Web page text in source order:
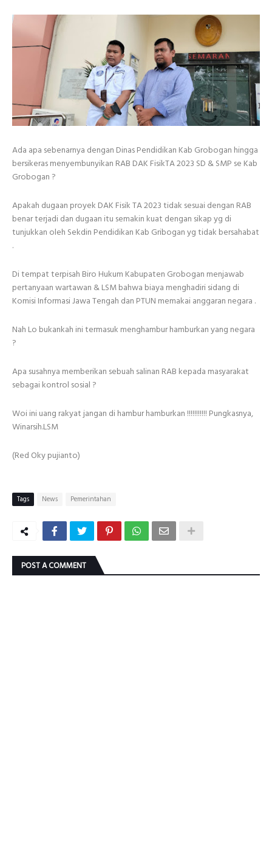
Ada apa sebenarnya dengan Dinas Pendidikan Kab Grobogan hingga
bersikeras menyembunyikan RAB DAK FisikTA 2023 SD & SMP se Kab
Grobogan ?
Apakah dugaan proyek DAK Fisik TA 2023 tidak sesuai dengan RAB
benar terjadi dan dugaan itu semakin kuat dengan sikap yg di
tunjukkan oleh Sekdin Pendidikan Kab Gribogan yg tidak bersahabat
.
Di tempat terpisah Biro Hukum Kabupaten Grobogan menjawab
pertanyaan wartawan & LSM bahwa biaya menghadiri sidang di
Komisi Informasi Jawa Tengah dan PTUN memakai anggaran negara .
Nah Lo bukankah ini termasuk menghambur hamburkan yang negara
?
Apa susahnya memberikan sebuah salinan RAB kepada masyarakat
sebagai kontrol sosial ?
Woi ini uang rakyat jangan di hambur hamburkan !!!!!!!!!!! Pungkasnya,
Winarsih.LSM
(Red Oky pujianto)
Tags News Pemerintahan
POST A COMMENT